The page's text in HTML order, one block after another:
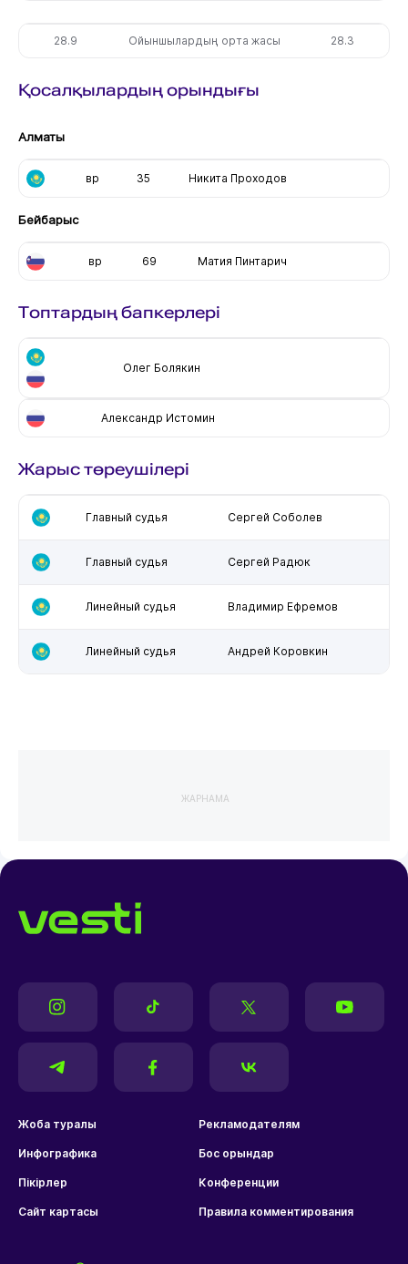
28.9 Ойыншылардың орта жасы 28.3
Қосалқылардың орындығы
Алматы
вр 35 Никита Проходов
Бейбарыс
вр 69 Матия Пинтарич
Топтардың бапкерлері
Олег Болякин
Александр Истомин
Жарыс төреушілері
Главный судья Сергей Соболев
Главный судья Сергей Радюк
Линейный судья Владимир Ефремов
Линейный судья Андрей Коровкин
ЖАРНАМА
Жоба туралы Рекламодателям
Инфографика Бос орындар
Пікірлер Конференции
Сайт картасы Правила комментирования